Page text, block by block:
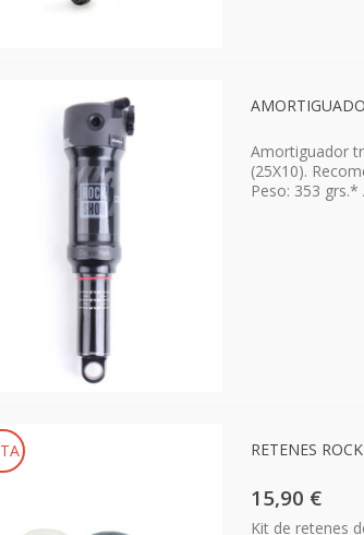
Amortiguador
(25X10).
Peso: 353
RETENES
15,90 €
Kit de retenes